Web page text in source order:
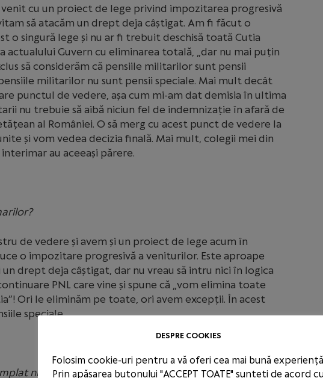
cu un proiect de lege privind impozitarea progresivă
să atacăm un drept deja câștigat. Am fi făcut o
o singură lege și nu ar fi trebuit deschisă toată Cutia
actualului Guvern cu eliminarea totală, „dar nu mai puțin
să considerăm că pensiile militarilor sunt pensii
militarilor nu sunt pensii speciale. Mai mult decât
punctul de vedere, așa cum mi-am dat demisia în ultima
nu trebuie să aibă niciun fel de indemnizație în afară de
al României. O să merg cu acest punct de vedere la
și vom vedea decizia finală. Mai mult, colegii mei din
au aceeași părere.
de vedere și avem și un proiect de lege acum în
o impozitare progresivă a veniturilor. Este aproape
drept deja câștigat, dar nu vreau să intru nici în logica
PNL care vine și spune că „vom elimina toate
Ori le eliminăm pe toate, ori avem excepții. În acest
speciale.
nimic cu acest proiect când erați la guvernare?
DESPRE COOKIES
Folosim cookie-uri pentru a vă oferi cea mai bună
Prin apăsarea butonului "ACCEPT TOATE" sunteți de acord